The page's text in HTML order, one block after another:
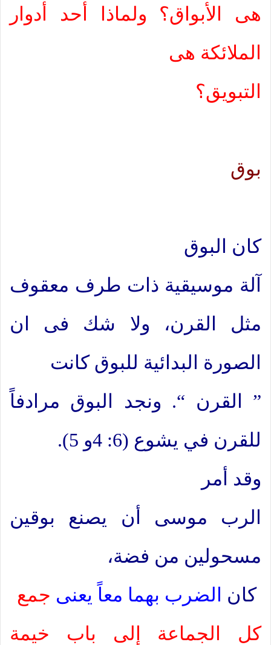
هى الأبواق؟ ولماذا أحد أدوار
الملائكة هى
التبويق؟
بوق
كان البوق
آلة موسيقية ذات طرف معقوف
مثل القرن، ولا شك فى ان
الصورة البدائية للبوق كانت
” القرن “. ونجد البوق مرادفاً
للقرن في يشوع (6: 4و 5).
وقد أمر
الرب موسى أن يصنع بوقين
مسحولين من فضة،
كان
الضرب بهما معاً يعنى جمع
كل الجماعة إلى باب خيمة